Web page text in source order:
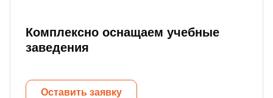
Комплексно оснащаем учебные
заведения
Оставить заявку